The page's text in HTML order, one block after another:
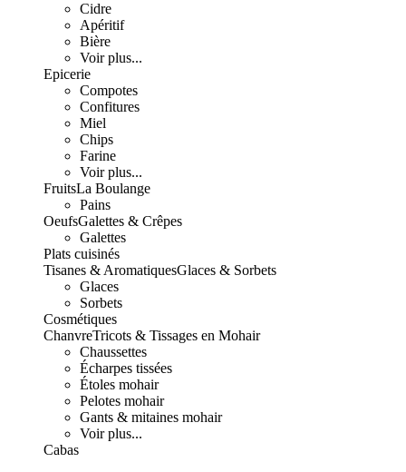
Cidre
Apéritif
Bière
Voir plus...
Epicerie
Compotes
Confitures
Miel
Chips
Farine
Voir plus...
FruitsLa Boulange
Pains
OeufsGalettes & Crêpes
Galettes
Plats cuisinés
Tisanes & AromatiquesGlaces & Sorbets
Glaces
Sorbets
Cosmétiques
ChanvreTricots & Tissages en Mohair
Chaussettes
Écharpes tissées
Étoles mohair
Pelotes mohair
Gants & mitaines mohair
Voir plus...
Cabas